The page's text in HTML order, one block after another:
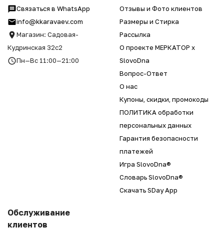
Связаться в WhatsApp
info@kkaravaev.com
Магазин: Садовая-
Кудринская 32с2
Пн—Вс 11:00—21:00
Отзывы и Фото клиентов
Размеры и Стирка
Рассылка
О проекте МЕРКАТОР x
SlovoDna
Вопрос-Ответ
О нас
Купоны, скидки, промокоды
ПОЛИТИКА обработки
персональных данных
Гарантия безопасности
платежей
Игра SlovoDna®
Словарь SlovoDna®
Скачать SDay App
Обслуживание
клиентов